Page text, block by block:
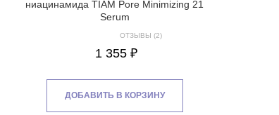
ниацинамида TIAM Pore Minimizing 21
Serum
ОТЗЫВЫ (2)
1 355 ₽
ДОБАВИТЬ В КОРЗИНУ